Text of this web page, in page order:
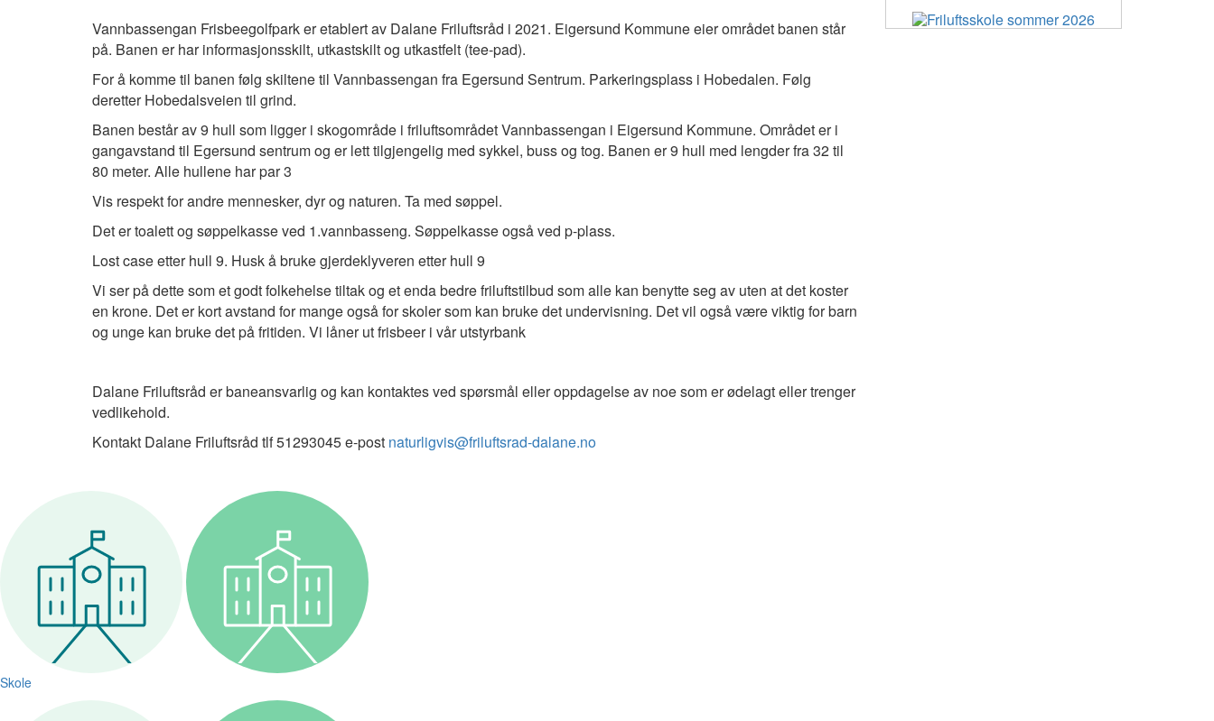
Vannbassengan Frisbeegolfpark er etablert av Dalane Friluftsråd i 2021. Eigersund Kommune eier området banen står
på. Banen er har informasjonsskilt, utkastskilt og utkastfelt (tee-pad).
For å komme til banen følg skiltene til Vannbassengan fra Egersund Sentrum. Parkeringsplass i Hobedalen. Følg
deretter Hobedalsveien til grind.
Banen består av 9 hull som ligger i skogområde i friluftsområdet Vannbassengan i Eigersund Kommune. Området er i
gangavstand til Egersund sentrum og er lett tilgjengelig med sykkel, buss og tog. Banen er 9 hull med lengder fra 32 til
80 meter. Alle hullene har par 3
Vis respekt for andre mennesker, dyr og naturen. Ta med søppel.
Det er toalett og søppelkasse ved 1.vannbasseng. Søppelkasse også ved p-plass.
Lost case etter hull 9. Husk å bruke gjerdeklyveren etter hull 9
Vi ser på dette som et godt folkehelse tiltak og et enda bedre friluftstilbud som alle kan benytte seg av uten at det koster
en krone. Det er kort avstand for mange også for skoler som kan bruke det undervisning. Det vil også være viktig for barn
og unge kan bruke det på fritiden. Vi låner ut frisbeer i vår utstyrbank
Dalane Friluftsråd er baneansvarlig og kan kontaktes ved spørsmål eller oppdagelse av noe som er ødelagt eller trenger
vedlikehold.
Kontakt Dalane Friluftsråd tlf 51293045 e-post naturligvis@friluftsrad-dalane.no
Skole